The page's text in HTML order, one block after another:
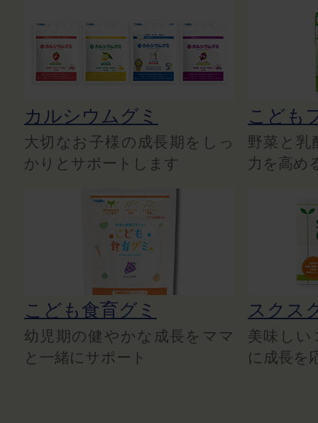
カルシウムグミ
大切なお子様の成長期をしっ
かりとサポートします
こども
野菜と乳
力を高め
こども食育グミ
幼児期の健やかな成長をママ
と一緒にサポート
スクス
美味しい
に成長を